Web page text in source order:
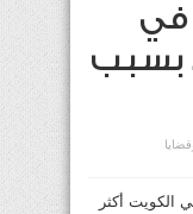
في
عام 2012.. بسبب
الكويت أكثر